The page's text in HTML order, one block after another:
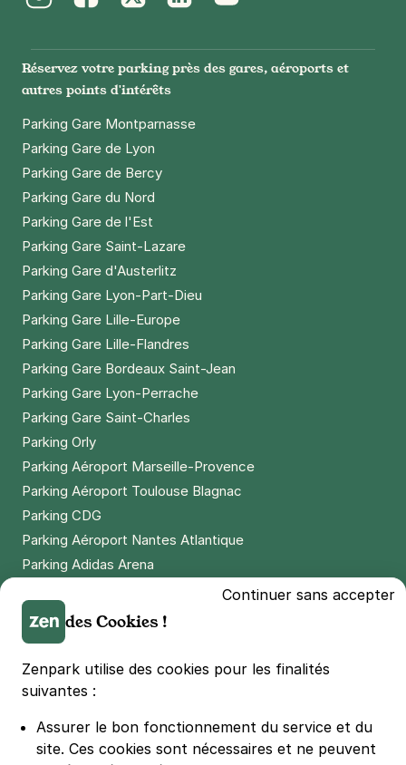
Réservez votre parking près des gares, aéroports et
autres points d'intérêts
Parking Gare Montparnasse
Parking Gare de Lyon
Parking Gare de Bercy
Parking Gare du Nord
Parking Gare de l'Est
Parking Gare Saint-Lazare
Parking Gare d'Austerlitz
Parking Gare Lyon-Part-Dieu
Parking Gare Lille-Europe
Parking Gare Lille-Flandres
Parking Gare Bordeaux Saint-Jean
Parking Gare Lyon-Perrache
Parking Gare Saint-Charles
Parking Orly
Parking Aéroport Marseille-Provence
Parking Aéroport Toulouse Blagnac
Parking CDG
Parking Aéroport Nantes Atlantique
Parking Adidas Arena
Parking LDLC Arena
Parking Stade Pierre Mauroy
Parking Groupama Stadium
Parking Vélodrome
Parking Bercy
Parking La Défense Arena
Continuer sans accepter
des Cookies !
Zenpark utilise des cookies pour les finalités
suivantes :
Assurer le bon fonctionnement du service et du
site. Ces cookies sont nécessaires et ne peuvent